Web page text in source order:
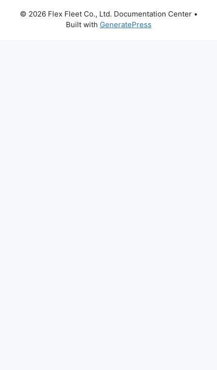
© 2026 Flex Fleet Co., Ltd. Documentation Center•
Built with GeneratePress